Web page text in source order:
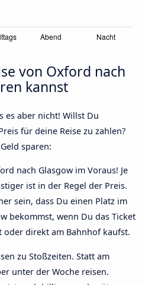
von Oxford nach
kannst
es aber nicht! Willst Du
für deine Reise zu zahlen?
sparen:
nach Glasgow im Voraus! Je
ist in der Regel der Preis.
sein, dass Du einen Platz im
bekommst, wenn Du das Ticket
direkt am Bahnhof kaufst.
zu Stoßzeiten. Statt am
unter der Woche reisen.